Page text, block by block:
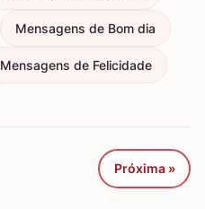
Mensagens de Bom dia
Mensagens de Felicidade
Próxima »